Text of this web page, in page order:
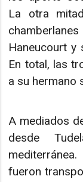
La otra
Haneucourt y
En total, las
a su hermano
A mediados
desde
fueron